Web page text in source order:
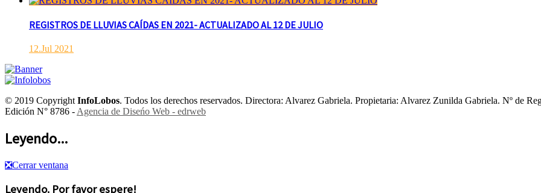
REGISTROS DE LLUVIAS CAÍDAS EN 2021- ACTUALIZADO AL 12 DE JULIO
12.Jul 2021
© 2019 CopyrightInfoLobos. Todos los derechos reservados. Directora: Alvarez Gabriela. Propietaria: Alvarez Zunilda Gabriela. Nº de
Edición N° 8786 -Agencia de Diseńo Web - edrweb
Leyendo...
❎Cerrar ventana
Leyendo. Por favor espere!